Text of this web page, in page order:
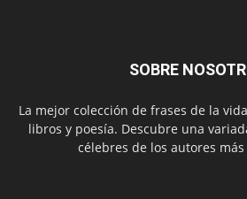
SOBRE
La mejor colección de frases de la
libros y poesía. Descubre una
célebres de los autores